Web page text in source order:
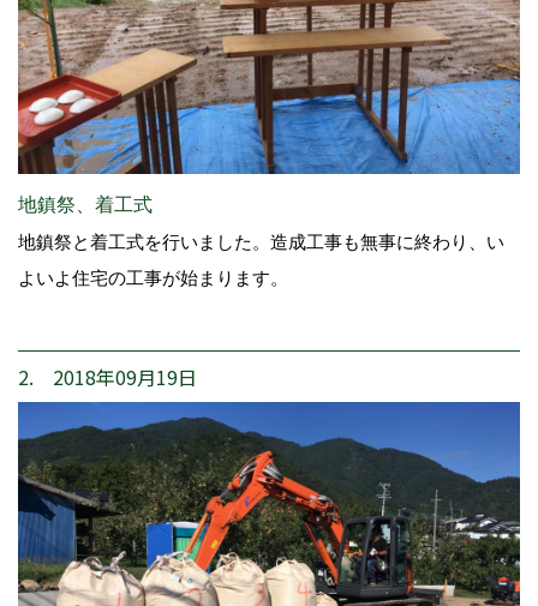
地鎮祭、着工式
地鎮祭と着工式を行いました。造成工事も無事に終わり、い
よいよ住宅の工事が始まります。
2. 2018年09月19日